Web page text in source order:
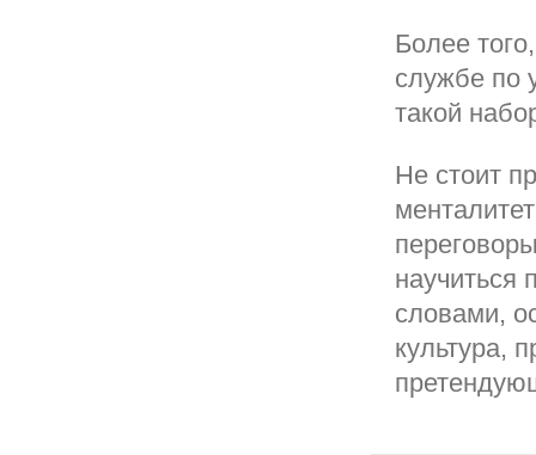
Более
службе по
такой
Не стоит
научиться
словами,
культура,